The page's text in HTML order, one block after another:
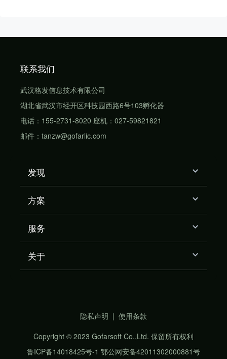
联系我们
武汉格发信息技术有限公司
湖北省武汉市经开区科技园西路6号103孵化器
电话：155-2731-8020 座机：027-59821821
邮件：tanzw@gofarlic.com
发现
方案
服务
关于
隐私声明 | 使用条款
Copyright © 2023 Gofarsoft Co.,Ltd. 保留所有权利
鲁ICP备14018425号-1 鄂公网安备42011302000881号